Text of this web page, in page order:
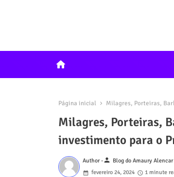
home
Página inicial Milagres, Porteiras,
Milagres, Porteiras,
investimento para o
Author -person Blog do Amaury Alencar
fevereiro 24, 2024
1 minute